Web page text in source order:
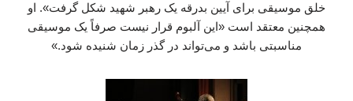
خلق موسیقی برای آیین بدرقه یک رهبر شهید شکل گرفت». او
همچنین معتقد است «این آلبوم قرار نیست صرفاً یک موسیقی
مناسبتی باشد و می‌تواند در گذر زمان شنیده شود.»